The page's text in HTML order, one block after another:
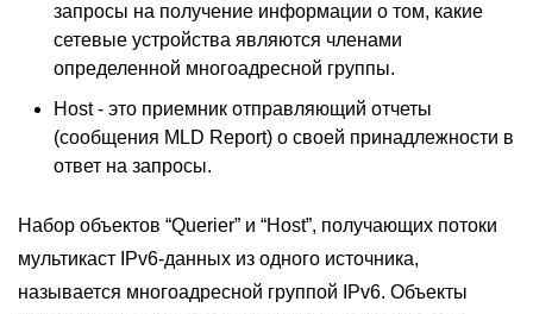
запросы на получение информации о том, какие
сетевые устройства являются членами
определенной многоадресной группы.
Host - это приемник отправляющий отчеты
(сообщения MLD Report) о своей принадлежности в
ответ на запросы.
Набор объектов “Querier” и “Host”, получающих потоки
мультикаст IPv6-данных из одного источника,
называется многоадресной группой IPv6. Объекты